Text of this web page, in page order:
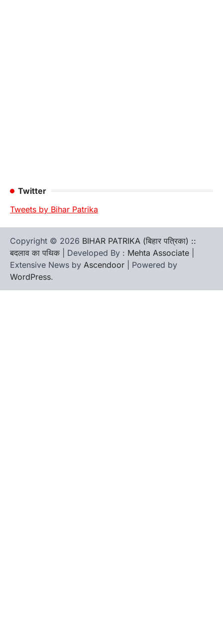
Twitter
Tweets by Bihar Patrika
Copyright © 2026 BIHAR PATRIKA (बिहार पत्रिका) ::
बदलाव का पथिक | Developed By : Mehta Associate
Extensive News by Ascendoor | Powered by
WordPress.